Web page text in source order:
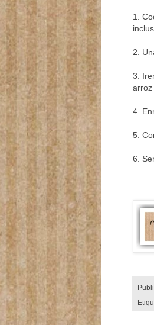
1.
2.
3.
arroz
4.
5.
6.